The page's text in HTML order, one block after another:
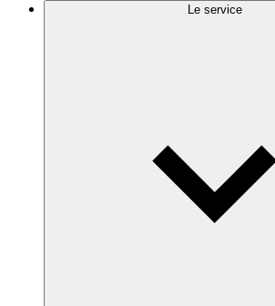
Le service